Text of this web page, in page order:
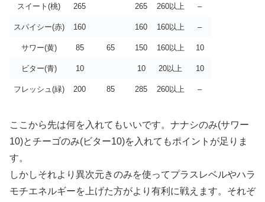
スイート(桃) 265 265 260以上 –
スパイシー(赤) 160 160 160以上 –
サワー(黄) 85 65 150 160以上 10
ビター(青) 10 10 20以上 10
フレッシュ(緑) 200 85 285 260以上 –
ここから先は何を入れてもいいです。ナナシのみ(サワー
10)とチーゴのみ(ビター10)を入れてもポイントが足りま
す。
しかしそれより異次元きのみを使ってプラスレベルやハラ
モチエネルギーを上げた方がより有利に戦えます。それぞ